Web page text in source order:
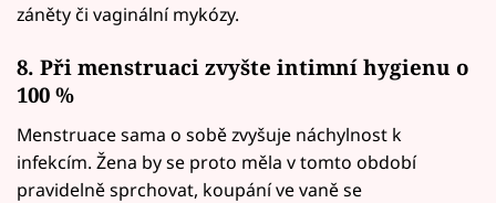
záněty či vaginální mykózy.
8. Při menstruaci zvyšte intimní hygienu o
100 %
Menstruace sama o sobě zvyšuje náchylnost k
infekcím. Žena by se proto měla v tomto období
pravidelně sprchovat, koupání ve vaně se